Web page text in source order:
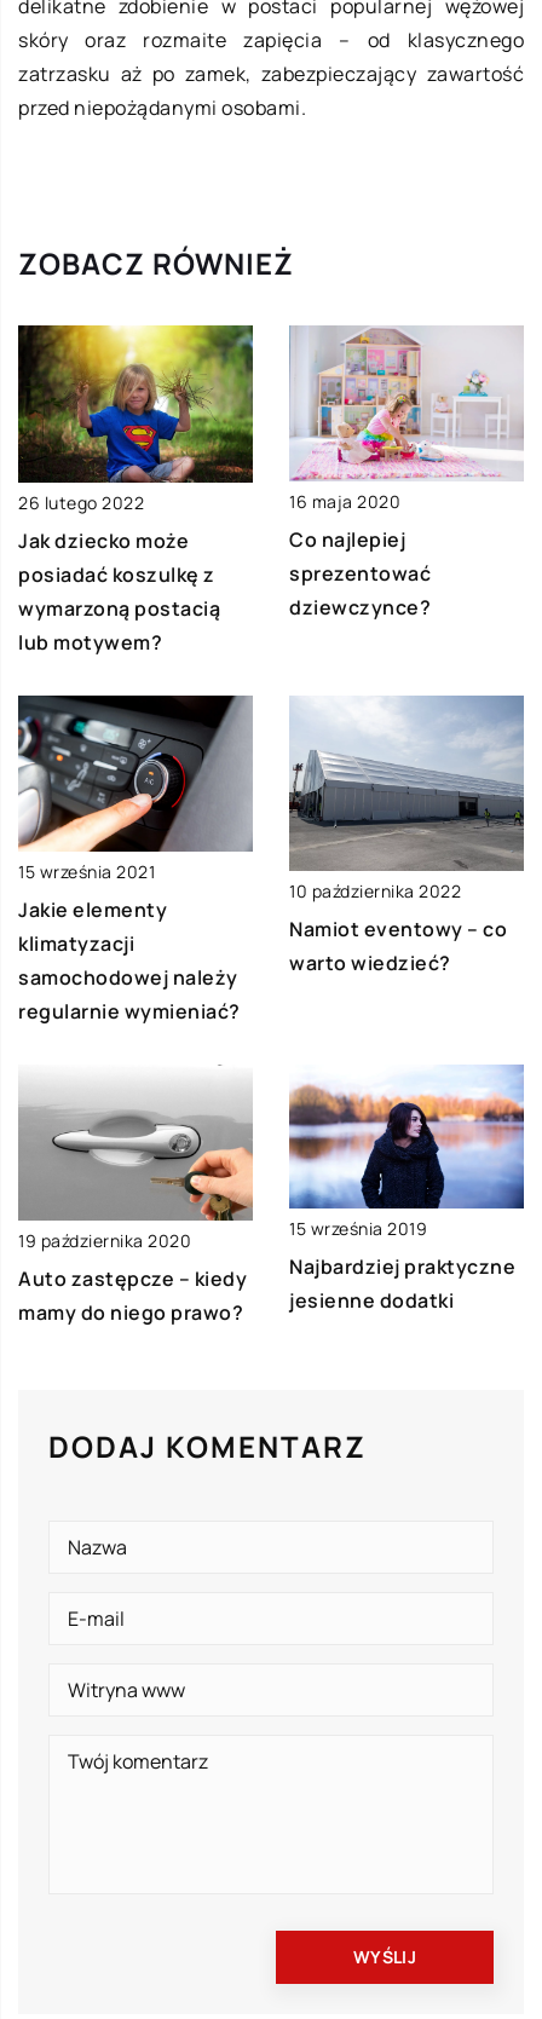
delikatne zdobienie w postaci popularnej wężowej
skóry oraz rozmaite zapięcia – od klasycznego
zatrzasku aż po zamek, zabezpieczający zawartość
przed niepożądanymi osobami.
ZOBACZ RÓWNIEŻ
26 lutego 2022
Jak dziecko może
posiadać koszulkę z
wymarzoną postacią
lub motywem?
16 maja 2020
Co najlepiej
sprezentować
dziewczynce?
15 września 2021
Jakie elementy
klimatyzacji
samochodowej należy
regularnie wymieniać?
10 października 2022
Namiot eventowy – co
warto wiedzieć?
19 października 2020
Auto zastępcze – kiedy
mamy do niego prawo?
15 września 2019
Najbardziej praktyczne
jesienne dodatki
DODAJ KOMENTARZ